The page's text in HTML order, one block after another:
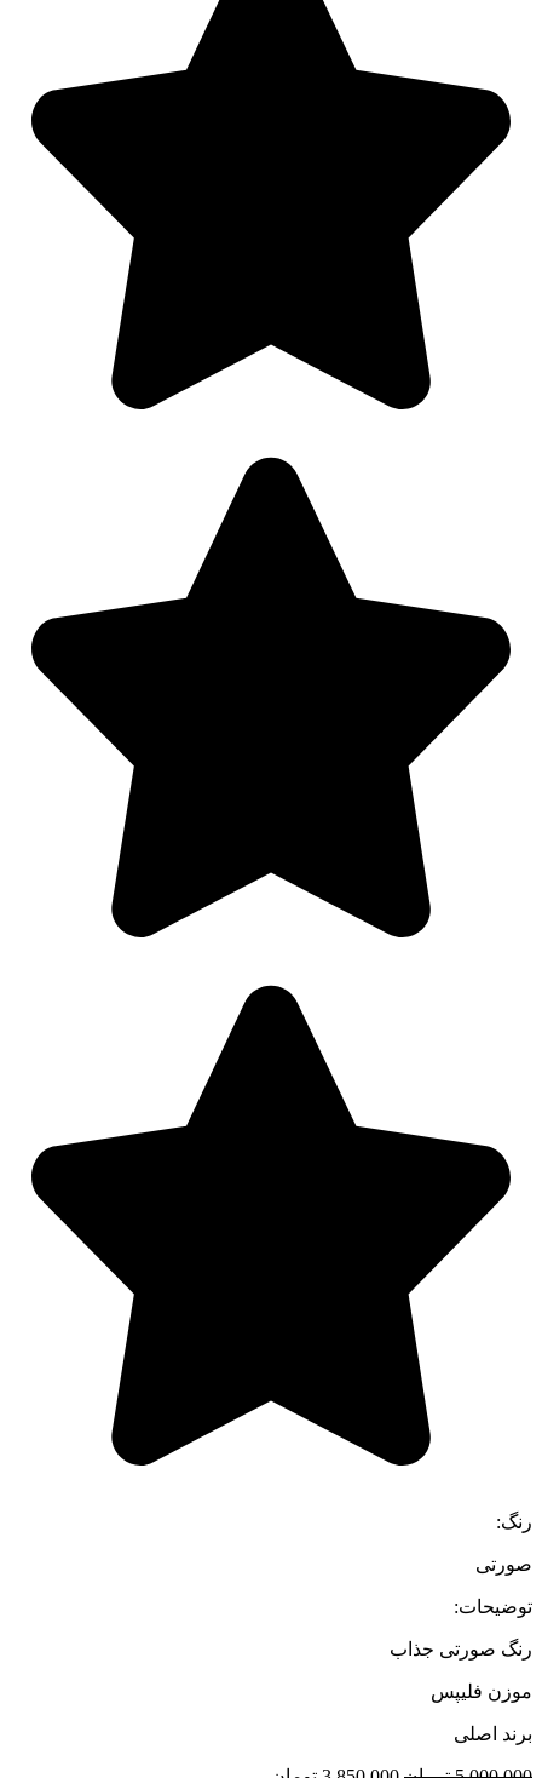
رنگ:
صورتی
توضیحات:
رنگ صورتی جذاب
موزن فلیپس
برند اصلی